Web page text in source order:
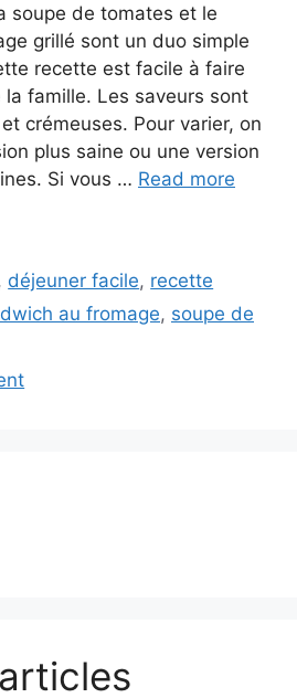
soupe de tomates et le
grillé sont un duo simple
recette est facile à faire
famille. Les saveurs sont
crémeuses. Pour varier, on
plus saine ou une version
Si vous … Read more
, déjeuner facile, recette
au fromage, soupe de